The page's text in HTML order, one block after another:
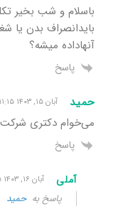
باسلام و شب بخیر
بایدانصراف بدن یا
آنهاداده میشه؟
پاسخ
حمید آبان ۱۵, ۱۴۰۳ ۱۱:۱۵ ب٫ظ
می‌خوام دکتری شرکت
پاسخ
آملی آبان ۱۶, ۱۴۰۳ ۴:۴۵ ب٫ظ
پاسخ بهحمید